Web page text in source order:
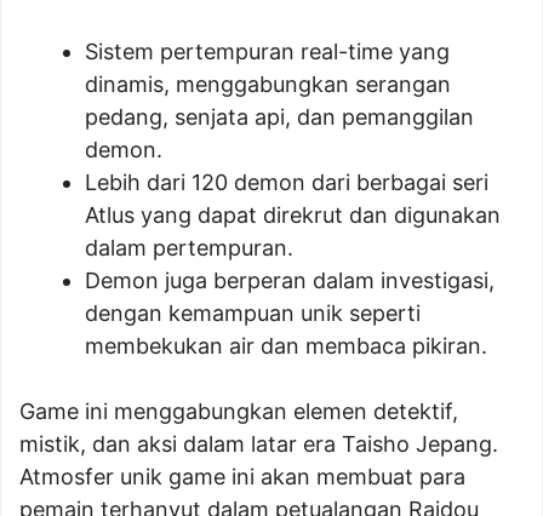
Sistem pertempuran real-time yang
dinamis, menggabungkan serangan
pedang, senjata api, dan pemanggilan
demon.
Lebih dari 120 demon dari berbagai seri
Atlus yang dapat direkrut dan digunakan
dalam pertempuran.
Demon juga berperan dalam investigasi,
dengan kemampuan unik seperti
membekukan air dan membaca pikiran.
Game ini menggabungkan elemen detektif,
mistik, dan aksi dalam latar era Taisho Jepang.
Atmosfer unik game ini akan membuat para
pemain terhanyut dalam petualangan Raidou